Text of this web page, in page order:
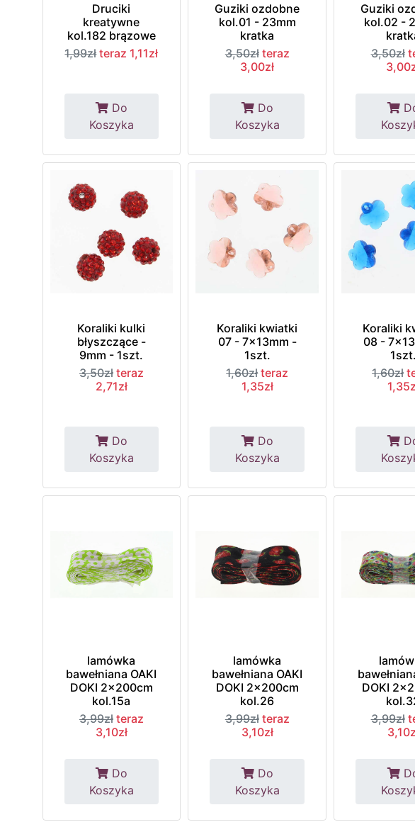
Druciki
kreatywne
kol.182 brązowe
1,99zł teraz 1,11zł
Do
Koszyka
Guziki ozdobne
kol.01 - 23mm
kratka
3,50zł teraz
3,00zł
Do
Koszyka
Guziki
kol.02 -
3,50zł
Koraliki kulki
błyszczące -
9mm - 1szt.
3,50zł teraz
2,71zł
Do
Koszyka
Koraliki kwiatki
07 - 7x13mm -
1szt.
1,60zł teraz
1,35zł
Do
Koszyka
Koraliki
08 -
1szt.
1,60zł
lamówka
bawełniana OAKI
DOKI 2x200cm
kol.15a
3,99zł teraz
3,10zł
Do
Koszyka
lamówka
bawełniana OAKI
DOKI 2x200cm
kol.26
3,99zł teraz
3,10zł
Do
Koszyka
DOKI
3,99zł